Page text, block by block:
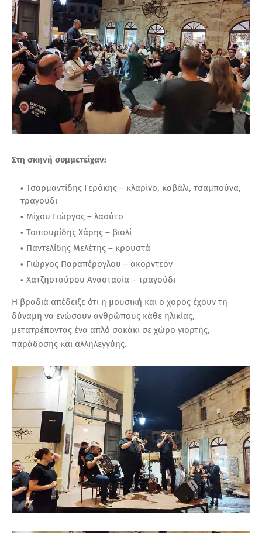
Στη σκηνή συμμετείχαν:
Τσαρμαντίδης Γεράκης – κλαρίνο, καβάλι, τσαμπούνα,
τραγούδι
Μίχου Γιώργος – λαούτο
Τσιπουρίδης Χάρης – βιολί
Παντελίδης Μελέτης – κρουστά
Γιώργος Παραπέρογλου – ακορντεόν
Χατζησταύρου Αναστασία – τραγούδι
Η βραδιά απέδειξε ότι η μουσική και ο χορός έχουν τη
δύναμη να ενώσουν ανθρώπους κάθε ηλικίας,
μετατρέποντας ένα απλό σοκάκι σε χώρο γιορτής,
παράδοσης και αλληλεγγύης.